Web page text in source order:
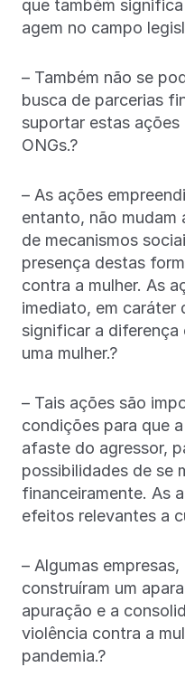
que também
agem no campo
– Também não se
busca de parcerias
suportar estas ações
ONGs.?
– As ações
entanto, não mudam
de mecanismos
presença destas
contra a mulher. As
imediato, em caráter
significar a diferença
uma mulher.?
– Tais ações são
condições para que
afaste do agressor,
possibilidades de se
financeiramente. As
efeitos relevantes a
– Algumas
construíram um
apuração e a
violência contra a
pandemia.?